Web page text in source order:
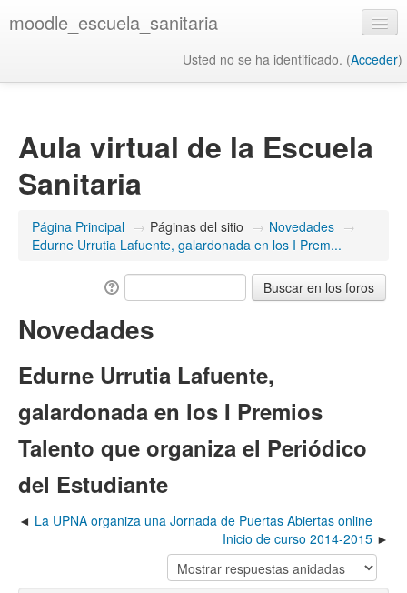
moodle_escuela_sanitaria
Usted no se ha identificado. (Acceder)
Aula virtual de la Escuela
Sanitaria
Página Principal → Páginas del sitio → Novedades →
Edurne Urrutia Lafuente, galardonada en los I Prem...
Novedades
Edurne Urrutia Lafuente,
galardonada en los I Premios
Talento que organiza el Periódico
del Estudiante
La UPNA organiza una Jornada de Puertas Abiertas online
Inicio de curso 2014-2015